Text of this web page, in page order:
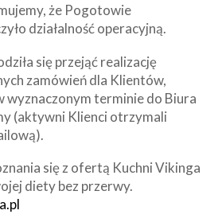
że Pogotowie
działalność operacyjną.
się przejąć realizację
zamówień dla Klientów,
wyznaczonym terminie do Biura
(aktywni Klienci otrzymali
się z ofertą Kuchni Vikinga
diety bez przerwy.